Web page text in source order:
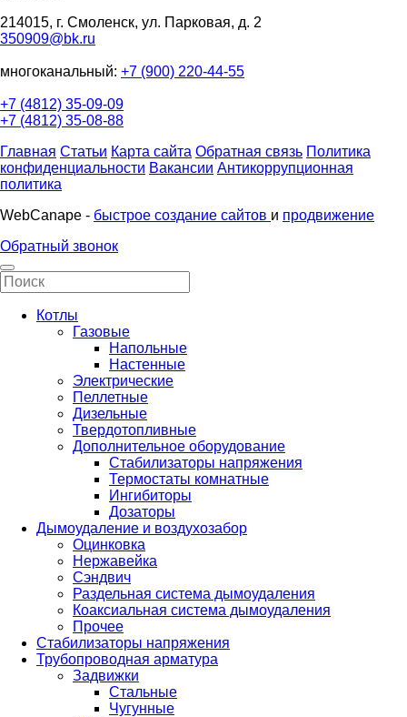
214015, г. Смоленск, ул. Парковая, д. 2
350909@bk.ru
многоканальный: +7 (900) 220-44-55
+7 (4812) 35-09-09
+7 (4812) 35-08-88
Главная Статьи Карта сайта Обратная связь Политика
конфиденциальности Вакансии Антикоррупционная
политика
WebCanape - быстрое создание сайтов и продвижение
Обратный звонок
Котлы
Газовые
Напольные
Настенные
Электрические
Пеллетные
Дизельные
Твердотопливные
Дополнительное оборудование
Стабилизаторы напряжения
Термостаты комнатные
Ингибиторы
Дозаторы
Дымоудаление и воздухозабор
Оцинковка
Нержавейка
Сэндвич
Раздельная система дымоудаления
Коаксиальная система дымоудаления
Прочее
Стабилизаторы напряжения
Трубопроводная арматура
Задвижки
Стальные
Чугунные